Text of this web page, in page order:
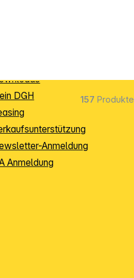
157 Produkte
DGH
Anmeldung
Anmeldung